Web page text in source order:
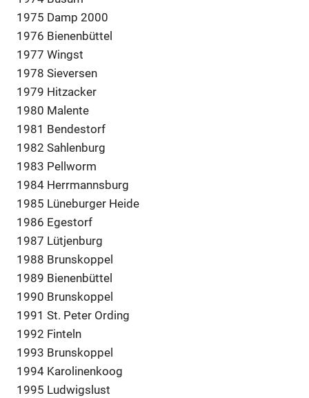
1975 Damp 2000
1976 Bienenbüttel
1977 Wingst
1978 Sieversen
1979 Hitzacker
1980 Malente
1981 Bendestorf
1982 Sahlenburg
1983 Pellworm
1984 Herrmannsburg
1985 Lüneburger Heide
1986 Egestorf
1987 Lütjenburg
1988 Brunskoppel
1989 Bienenbüttel
1990 Brunskoppel
1991 St. Peter Ording
1992 Finteln
1993 Brunskoppel
1994 Karolinenkoog
1995 Ludwigslust